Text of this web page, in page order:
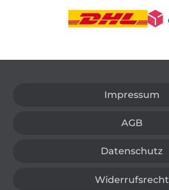
Impressum
AGB
Datenschutz
Widerrufsrecht